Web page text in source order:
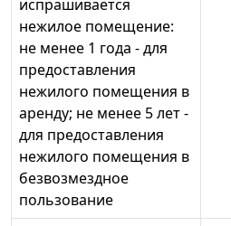
испрашивается
нежилое помещение:
не менее 1 года - для
предоставления
нежилого помещения в
аренду; не менее 5 лет -
для предоставления
нежилого помещения в
безвозмездное
пользование